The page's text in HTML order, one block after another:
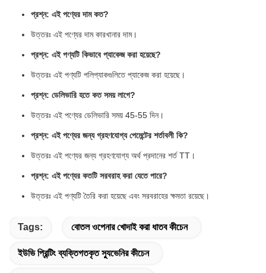
প্রশ্ন: এই পণ্যের দাম কত?
উত্তরঃ এই পণ্যের দাম কারখানার দাম।
প্রশ্ন: এই পণ্যটি কিভাবে প্যাকেজ করা হয়েছে?
উত্তরঃ এই পণ্যটি পলিপ্যাকগুলিতে প্যাকেজ করা হয়েছে।
প্রশ্ন: ডেলিভারি হতে কত সময় লাগে?
উত্তরঃ এই পণ্যের ডেলিভারি সময় 45-55 দিন।
প্রশ্ন: এই পণ্যের জন্য গ্রহণযোগ্য পেমেন্টের শর্তাবলী কি?
উত্তরঃ এই পণ্যের জন্য গ্রহণযোগ্য অর্থ প্রদানের শর্ত TT।
প্রশ্ন: এই পণ্যের কতটি সরবরাহ করা যেতে পারে?
উত্তরঃ এই পণ্যটি তৈরি করা হয়েছে এবং সরবরাহের ক্ষমতা রয়েছে।
Tags: বোতল ওপেনার খোদাই করা ধাতব কীচেন
ইউভি প্রিন্টিং ব্যক্তিগতকৃত স্যুভেনির কীচেন